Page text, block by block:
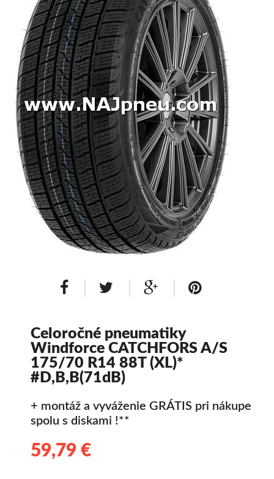
Dodávkové + malé úžitkové
Celoročné pneumatiky
Osobné/crossover + malé úžitkové
SUV/crossover + OFFRoad-ové
Dodávkové + malé úžitkové
Disky
Hliníkové / ALU disky / Elektróny
Plechové
Celoročné pneumatiky
Windforce CATCHFORS A/S
175/70 R14 88T (XL)*
#D,B,B(71dB)
+ montáž a vyváženie GRÁTIS pri nákupe
spolu s diskami !**
59,79 €